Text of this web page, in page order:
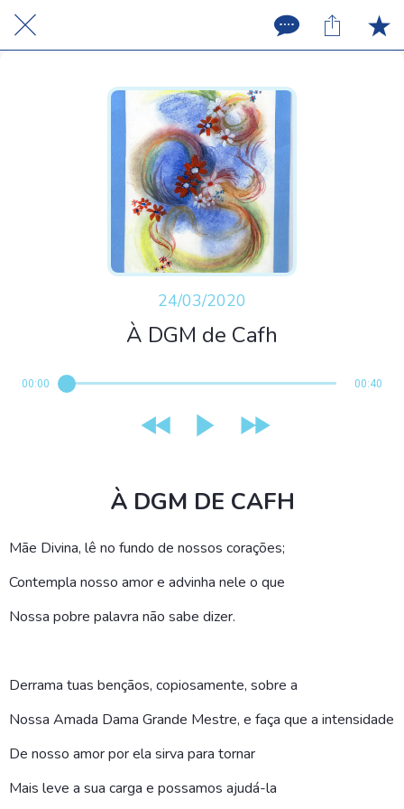
24/03/2020
À DGM de Cafh
00:00 00:40
À DGM DE CAFH
Mãe Divina, lê no fundo de nossos corações;
Contempla nosso amor e advinha nele o que
Nossa pobre palavra não sabe dizer.
Derrama tuas bençãos, copiosamente, sobre a
Nossa Amada Dama Grande Mestre, e faça que a intensidade
De nosso amor por ela sirva para tornar
Mais leve a sua carga e possamos ajudá-la